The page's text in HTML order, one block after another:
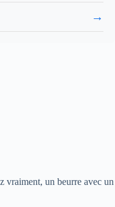
→
vraiment, un beurre avec un